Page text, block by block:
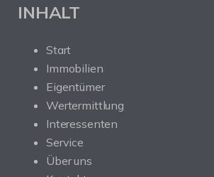
INHALT
Start
Immobilien
Eigentümer
Wertermittlung
Interessenten
Service
Über uns